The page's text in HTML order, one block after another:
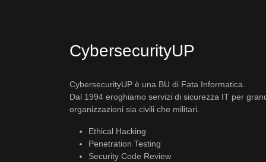
CybersecurityUP
CybersecurityUP è una BU di Fata Informatica.
Dal 1994 eroghiamo servizi di sicurezza IT per
organizzazioni sia civili che militari.
Ethical Hacking
Penetration Testing
Security Code Review